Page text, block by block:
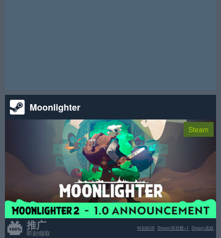
Moonlighter
Steam
推广
即刻领取
Steam成就
Steam库存数+1
特别好评